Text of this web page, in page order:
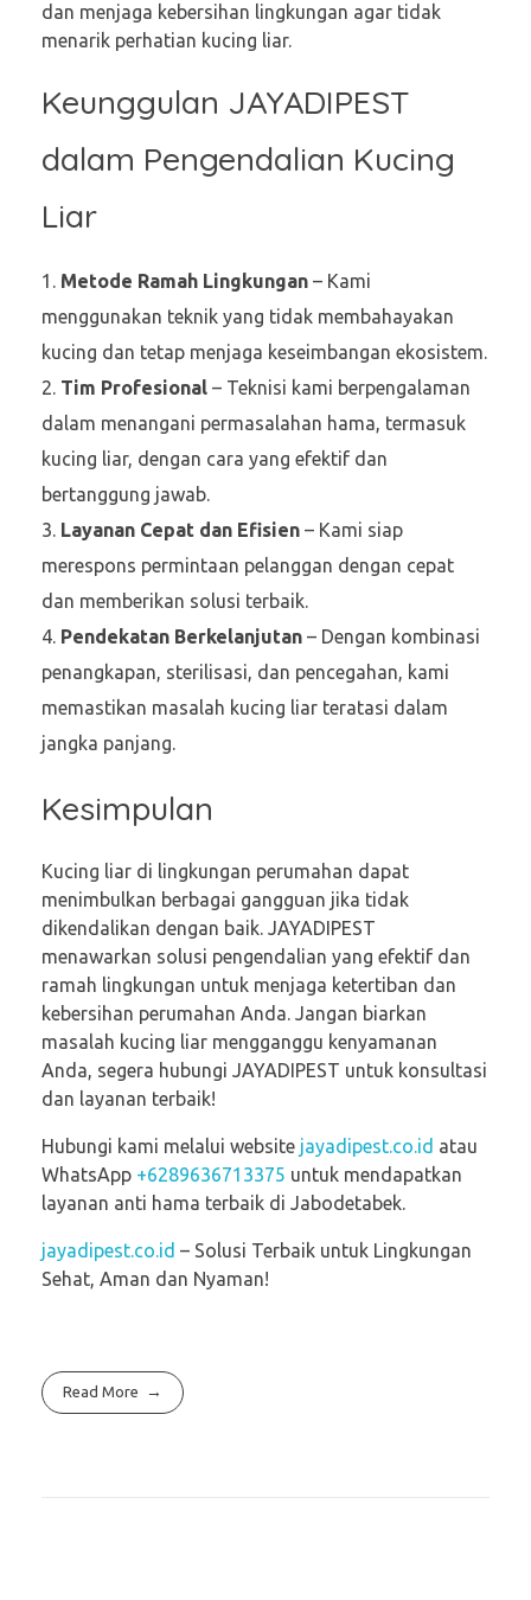
dan menjaga kebersihan lingkungan agar tidak
menarik perhatian kucing liar.
Keunggulan JAYADIPEST
dalam Pengendalian Kucing
Liar
Metode Ramah Lingkungan – Kami
menggunakan teknik yang tidak membahayakan
kucing dan tetap menjaga keseimbangan ekosistem.
Tim Profesional – Teknisi kami berpengalaman
dalam menangani permasalahan hama, termasuk
kucing liar, dengan cara yang efektif dan
bertanggung jawab.
Layanan Cepat dan Efisien – Kami siap
merespons permintaan pelanggan dengan cepat
dan memberikan solusi terbaik.
Pendekatan Berkelanjutan – Dengan kombinasi
penangkapan, sterilisasi, dan pencegahan, kami
memastikan masalah kucing liar teratasi dalam
jangka panjang.
Kesimpulan
Kucing liar di lingkungan perumahan dapat
menimbulkan berbagai gangguan jika tidak
dikendalikan dengan baik. JAYADIPEST
menawarkan solusi pengendalian yang efektif dan
ramah lingkungan untuk menjaga ketertiban dan
kebersihan perumahan Anda. Jangan biarkan
masalah kucing liar mengganggu kenyamanan
Anda, segera hubungi JAYADIPEST untuk konsultasi
dan layanan terbaik!
Hubungi kami melalui website jayadipest.co.id atau
WhatsApp +6289636713375 untuk mendapatkan
layanan anti hama terbaik di Jabodetabek.
jayadipest.co.id – Solusi Terbaik untuk Lingkungan
Sehat, Aman dan Nyaman!
Read More